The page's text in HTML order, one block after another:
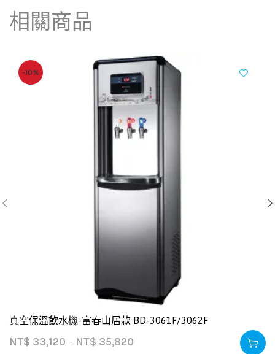
相關商品
-10%
真空保溫飲水機-富春山居款 BD-3061F/3062F
NT$ 33,120 – NT$ 35,820